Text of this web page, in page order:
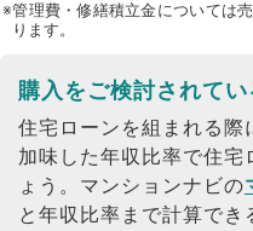
※管理費・修繕積立金については
ります。
購入をご検討されてい
住宅ローンを組まれる際
加味した年収比率で住宅
ょう。 マンションナビの
と年収比率まで計算で